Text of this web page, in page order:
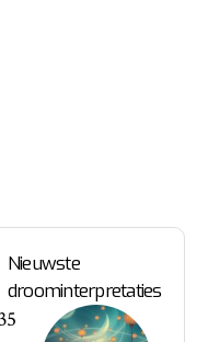
Nieuwste
droominterpretaties